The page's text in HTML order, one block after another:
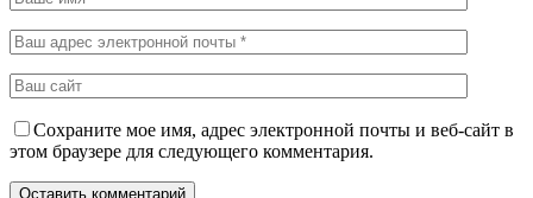
Сохраните мое имя, адрес электронной почты и веб-сайт в
этом браузере для следующего комментария.